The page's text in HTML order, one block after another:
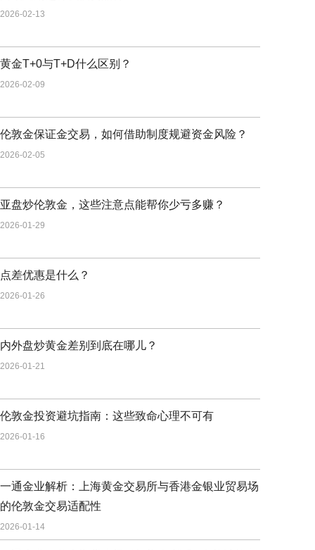
2026-02-13
黄金T+0与T+D什么区别？
2026-02-09
伦敦金保证金交易，如何借助制度规避资金风险？
2026-02-05
亚盘炒伦敦金，这些注意点能帮你少亏多赚？
2026-01-29
点差优惠是什么？
2026-01-26
内外盘炒黄金差别到底在哪儿？
2026-01-21
伦敦金投资避坑指南：这些致命心理不可有
2026-01-16
一通金业解析：上海黄金交易所与香港金银业贸易场
的伦敦金交易适配性
2026-01-14